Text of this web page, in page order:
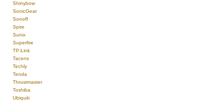
Shinybow
SonicGear
Sonoff
Spire
Sunix
Superfire
TP-Link
Tacens
Techly
Tenda
Thrustmaster
Toshiba
Ubiquiti